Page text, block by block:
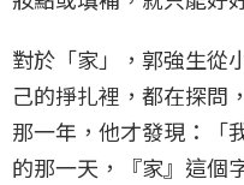
對於「家」，郭強生從
己的掙扎裡，都在探問
那一年，他才發現：「
的那一天，『家』這個